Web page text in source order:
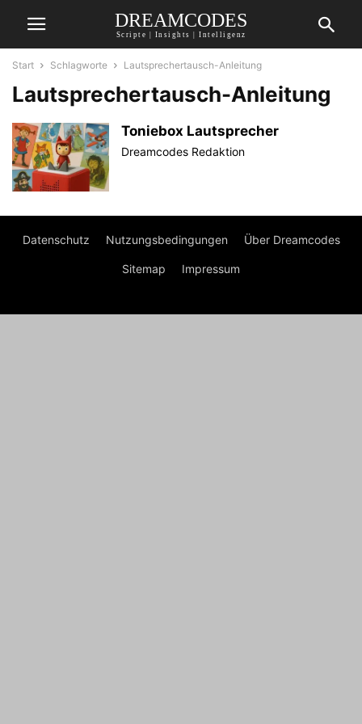
DREAMCODES
Scripte | Insights | Intelligenz
Start Schlagworte Lautsprechertausch-Anleitung
Lautsprechertausch-Anleitung
Toniebox Lautsprecher
Dreamcodes Redaktion
Datenschutz Nutzungsbedingungen Über Dreamcodes
Sitemap Impressum